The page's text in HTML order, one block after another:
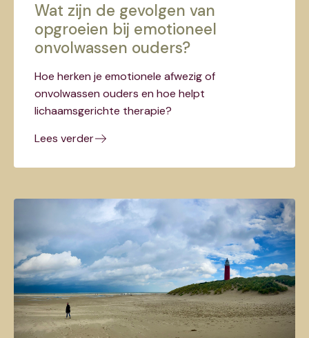
Wat zijn de gevolgen van
opgroeien bij emotioneel
onvolwassen ouders?
Hoe herken je emotionele afwezig of
onvolwassen ouders en hoe helpt
lichaamsgerichte therapie?
Lees verder